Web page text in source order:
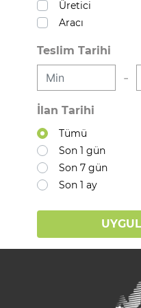
Üretici
Aracı
Teslim Tarihi
-
İlan Tarihi
Tümü
Son 1 gün
Son 7 gün
Son 1 ay